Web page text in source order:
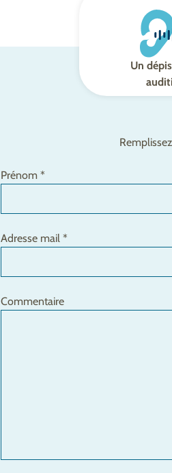
Un
Prénom *
Adresse mail *
Commentaire